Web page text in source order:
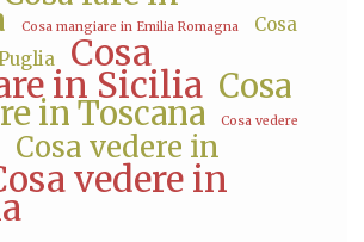
Cosa mangiare in Emilia Romagna
Cosa
Cosa
in Sicilia Cosa
in Toscana Cosa vedere
Cosa vedere in
vedere in